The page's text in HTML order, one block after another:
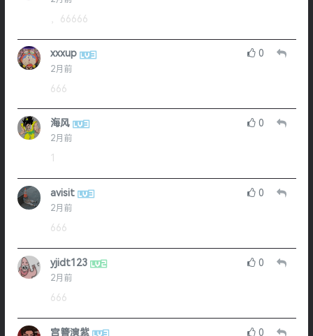
，66666
xxxup
2月前
0
666
海风
2月前
0
1
avisit
2月前
0
666
yjidt123
2月前
0
666
宫簪演紫 0